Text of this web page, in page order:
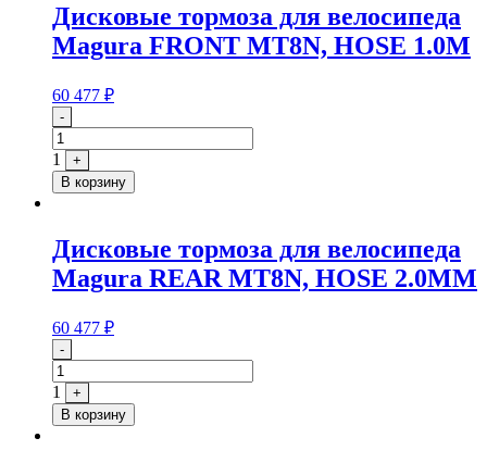
Дисковые тормоза для велосипеда
Magura FRONT MT8N, HOSE 1.0M
60 477 ₽
Quantity
-
1
+
В корзину
Дисковые тормоза для велосипеда
Magura REAR MT8N, HOSE 2.0MM
60 477 ₽
Quantity
-
1
+
В корзину